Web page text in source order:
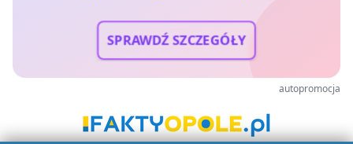
SPRAWDŹ SZCZEGÓŁY
autopromocja